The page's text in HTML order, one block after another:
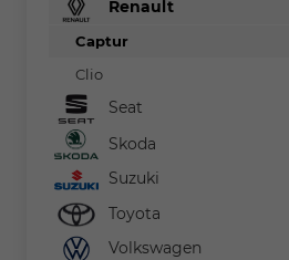
Renault
Captur
Clio
Seat
Skoda
Suzuki
Toyota
Volkswagen